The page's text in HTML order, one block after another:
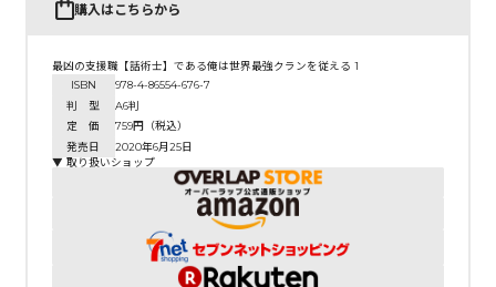
購入はこちらから
最凶の支援職【話術士】である俺は世界最強クランを従える 1
ISBN
978-4-86554-676-7
判 型
A6判
定 価
759円（税込）
発売日
2020年6月25日
▼ 取り扱いショップ